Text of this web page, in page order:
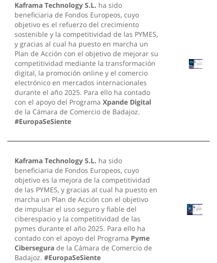
Kaframa Technology S.L. ha sido
beneficiaria de Fondos Europeos, cuyo
objetivo es el refuerzo del crecimiento
sostenible y la competitividad de las PYMES,
y gracias al cual ha puesto en marcha un
Plan de Acción con el objetivo de mejorar su
competitividad mediante la transformación
digital, la promoción online y el comercio
electrónico en mercados internacionales
durante el año 2025. Para ello ha contado
con el apoyo del Programa Xpande Digital
de la Cámara de Comercio de Badajoz.
#EuropaSeSiente
Kaframa Technology S.L. ha sido
beneficiaria de Fondos Europeos, cuyo
objetivo es la mejora de la competitividad
de las PYMES, y gracias al cual ha puesto en
marcha un Plan de Acción con el objetivo
de impulsar el uso seguro y fiable del
ciberespacio y la competitividad de las
pymes durante el año 2025. Para ello ha
contado con el apoyo del Programa Pyme
Cibersegura de la Cámara de Comercio de
Badajoz. #EuropaSeSiente